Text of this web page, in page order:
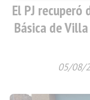
El PJ
Básica de
05/08/